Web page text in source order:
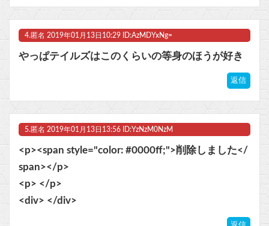
4. 匿名 2019年01月13日10:29 ID:AzMDYxNg=
やっぱテイルズはこのくらいの等身のほうが好き
返信
5. 匿名 2019年01月13日13:56 ID:YzNzM0NzM
<p><span style="color: #0000ff;">削除しました</
span></p>
<p> </p>
<div> </div>